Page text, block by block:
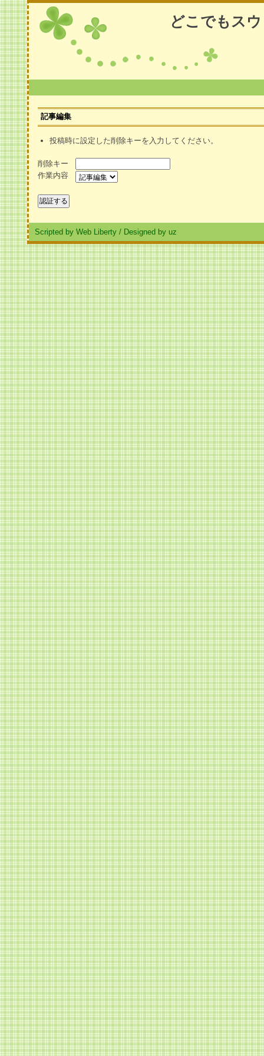
どこでもス
記事編集
投稿時に設定した削除キーを入力してください。
削除キー
作業内容
Scripted by Web Liberty / Designed by uz